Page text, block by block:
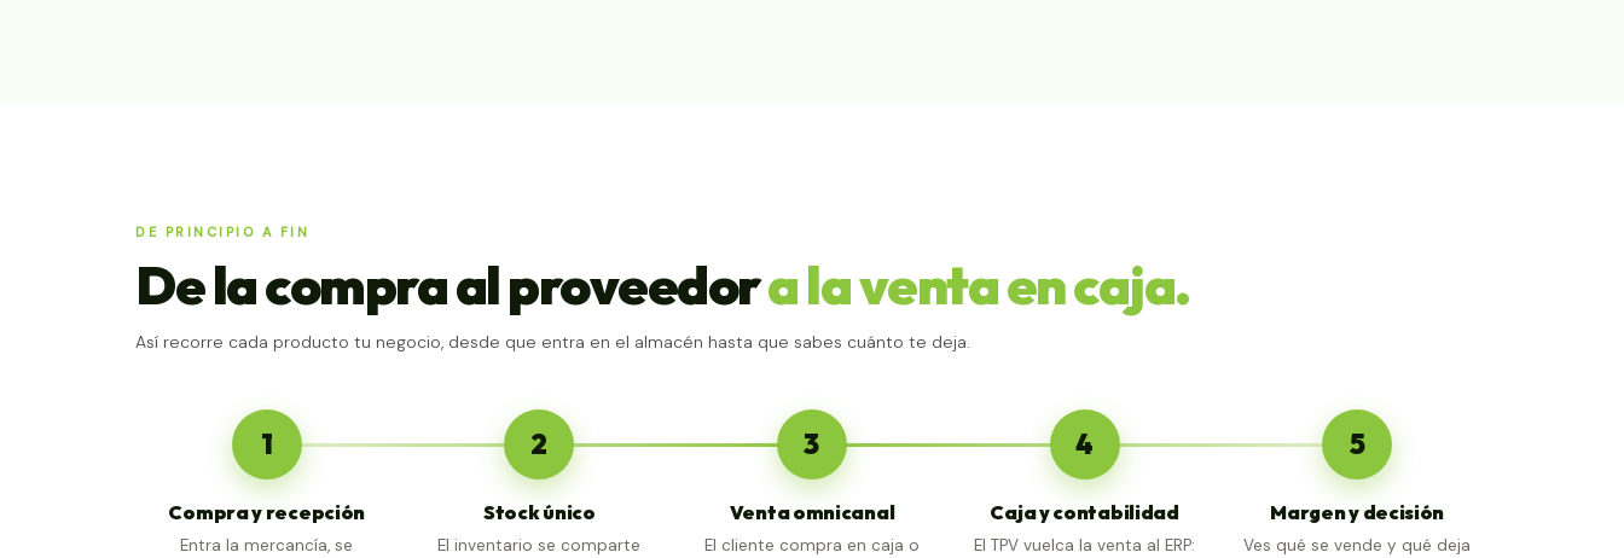
DE PRINCIPIO A FIN
De la compra al proveedora la venta en caja.
Así recorre cada producto tu negocio, desde que entra en el almacén hasta que sabes cuánto te deja.
1
Compra y recepción
Entra la mercancía, se
2
Stock único
El inventario se comparte
3
Venta omnicanal
El cliente compra en caja o
4
Caja y contabilidad
El TPV vuelca la venta al ERP:
5
Margen y decisión
Ves qué se vende y qué deja